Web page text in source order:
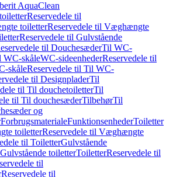
AquaClean
Reservedele til
toiletterReservedele til Væghængte
Reservedele til Gulvstående
til DouchesæderTil WC-
WC-skåleWC-sideenhederReservedele til
skåleReservedele til Til WC-
til DesignpladerTil
til Til douchetoiletterTil
til Til douchesæderTilbehørTil
og
ForbrugsmaterialeFunktionsenhederToiletter
toiletterReservedele til Væghængte
til ToiletterGulvstående
toiletterToiletterReservedele til
til
Reservedele til